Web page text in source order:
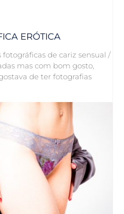
ERÓTICA
fotográficas de cariz sensual /
mas com bom gosto,
de ter fotografias